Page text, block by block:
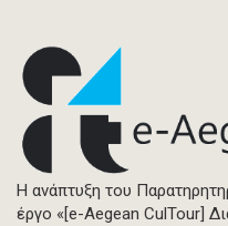
Η ανάπτυξη του
έργο «[e-Aegean CulTour]